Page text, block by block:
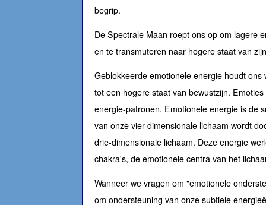
begrip.
De Spectrale Maan roept ons op om lagere
en te transmuteren naar hogere staat van
Geblokkeerde emotionele energie houdt ons
tot een hogere staat van bewustzijn.
energie-patronen. Emotionele energie is de
van onze vier-dimensionale lichaam wordt
drie-dimensionale lichaam. Deze energie
chakra's, de emotionele centra van het
Wanneer we vragen om "emotionele
om ondersteuning van onze subtiele